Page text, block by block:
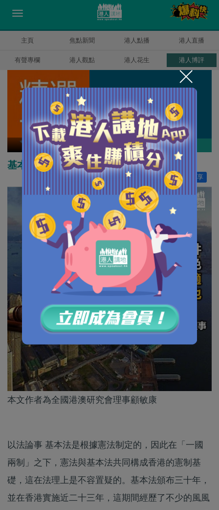
主頁 焦點新聞 港人點播 港人直播
有聲專欄 港人觀點 港人花生 港人博評
精選文章 作者其他博評
基本法是香港繁榮穩定的基石
分享
352
本文作者為全國港澳研究會理事顧敏康
以法論事 基本法是根據憲法制定的，因此在「一國
兩制」之下，憲法與基本法共同構成香港的憲制基
礎，這在法理上是不容置疑的。基本法頒布三十年，
並在香港實施近二十三年，這期間經歷了不少的風風